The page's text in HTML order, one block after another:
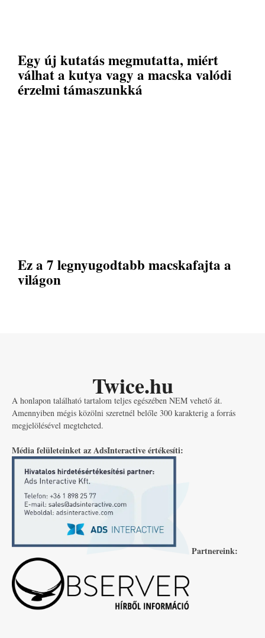
Egy új kutatás megmutatta, miért
válhat a kutya vagy a macska valódi
érzelmi támaszunkká
Ez a 7 legnyugodtabb macskafajta a
világon
Twice.hu
A honlapon található tartalom teljes egészében NEM vehető át.
Amennyiben mégis közölni szeretnél belőle 300 karakterig a forrás
megjelölésével megteheted.
Média felületeinket az AdsInteractive értékesíti:
Partnereink: